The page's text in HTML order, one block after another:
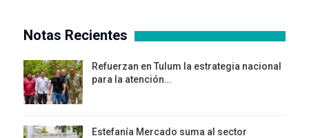
Notas Recientes
Refuerzan en Tulum la estrategia nacional
para la atención…
Estefanía Mercado suma al sector